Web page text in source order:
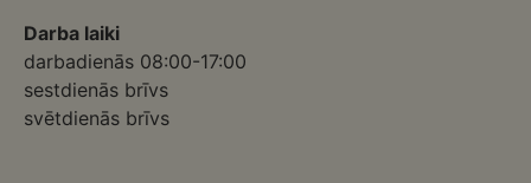
Darba laiki
darbadienās 08:00-17:00
sestdienās brīvs
svētdienās brīvs